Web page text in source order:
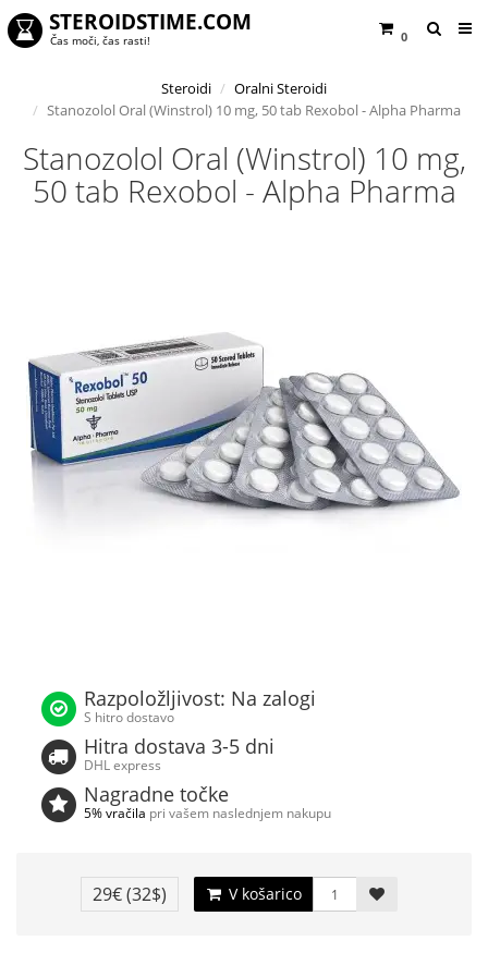
0
STEROIDSTIME.COM
Čas moči, čas rasti!
Steroidi
Oralni Steroidi
Stanozolol Oral (Winstrol) 10 mg, 50 tab Rexobol - Alpha Pharma
Stanozolol Oral (Winstrol) 10 mg,
50 tab Rexobol - Alpha Pharma
Razpoložljivost: Na zalogi
S hitro dostavo
Hitra dostava 3-5 dni
DHL express
Nagradne točke
5% vračila pri vašem naslednjem nakupu
29€(32$) V košarico